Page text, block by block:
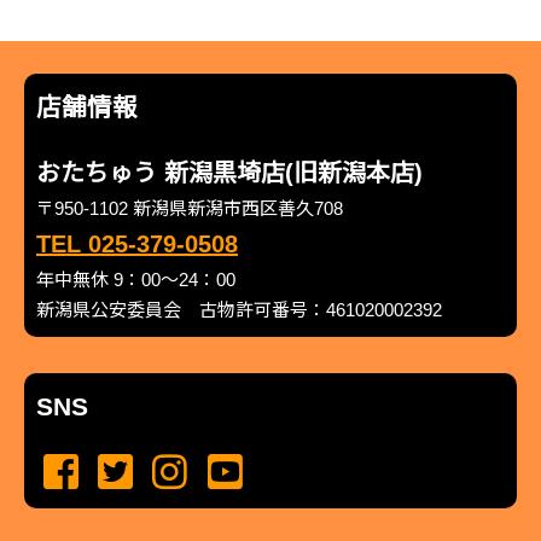
店舗情報
おたちゅう 新潟黒埼店(旧新潟本店)
〒950-1102 新潟県新潟市西区善久708
TEL 025-379-0508
年中無休 9：00～24：00
新潟県公安委員会 古物許可番号：461020002392
SNS